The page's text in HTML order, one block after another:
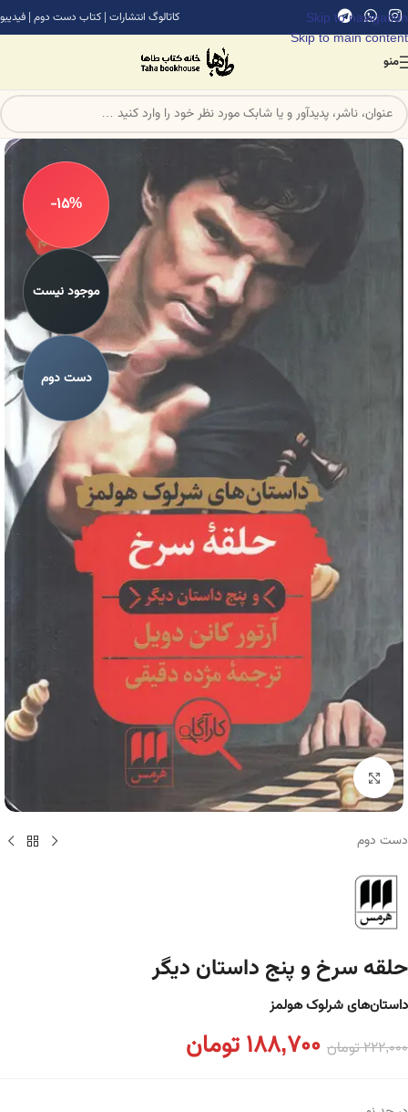
Skip to navigation
Skip to main content
کاتالوگ انتشارات | کتاب دست دوم | فیدیبو
منو
-15%
موجود نیست
دست دوم
برای بزرگنمایی کلیک کنید
دست دوم
حلقه سرخ و پنج داستان دیگر
داستان‌های شرلوک هولمز
222,000تومان 188,700تومان